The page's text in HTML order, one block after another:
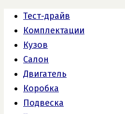
Тест-драйв
Комплектации
Кузов
Салон
Двигатель
Коробка
Подвеска